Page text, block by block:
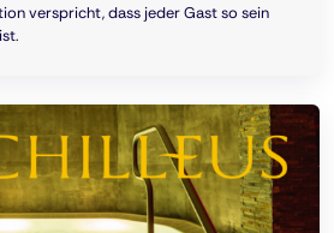
verspricht, dass jeder Gast so sein